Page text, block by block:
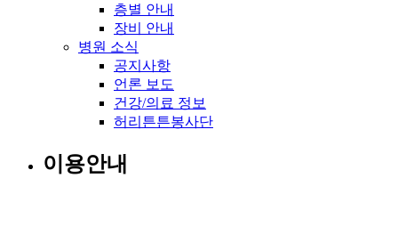
층별 안내
장비 안내
병원 소식
공지사항
언론 보도
건강/의료 정보
허리튼튼봉사단
이용안내